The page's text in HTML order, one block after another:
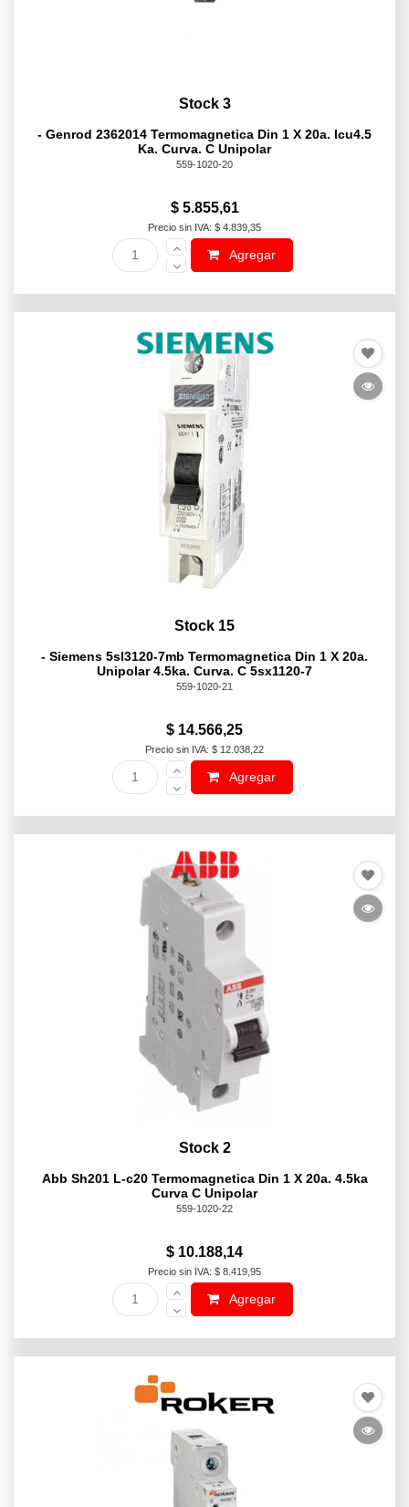
Stock 3
- Genrod 2362014 Termomagnetica Din 1 X 20a. Icu4.5
Ka. Curva. C Unipolar
559-1020-20
$ 5.855,61
Precio sin IVA: $ 4.839,35
Agregar
Stock 15
- Siemens 5sl3120-7mb Termomagnetica Din 1 X 20a.
Unipolar 4.5ka. Curva. C 5sx1120-7
559-1020-21
$ 14.566,25
Precio sin IVA: $ 12.038,22
Agregar
Stock 2
Abb Sh201 L-c20 Termomagnetica Din 1 X 20a. 4.5ka
Curva C Unipolar
559-1020-22
$ 10.188,14
Precio sin IVA: $ 8.419,95
Agregar